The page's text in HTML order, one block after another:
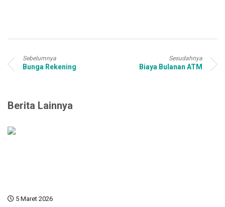
Sebelumnya
Bunga Rekening
Sesudahnya
Biaya Bulanan ATM
Berita Lainnya
5 Maret 2026